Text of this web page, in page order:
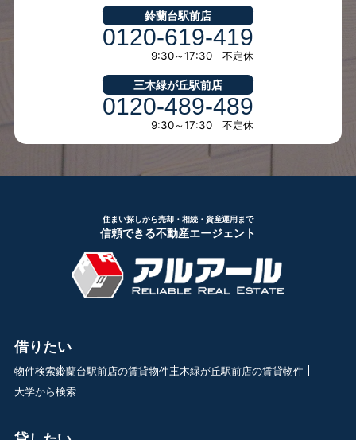
鈴蘭台駅前店
0120-619-419
9:30～17:30 不定休
三木緑が丘駅前店
0120-489-489
9:30～17:30 不定休
住まい探しから売却・相続・資産運用まで
信頼できる不動産エージェント
借りたい
物件検索鈴蘭台駅前店の賃貸物件三木緑が丘駅前店の賃貸物件
大学から検索